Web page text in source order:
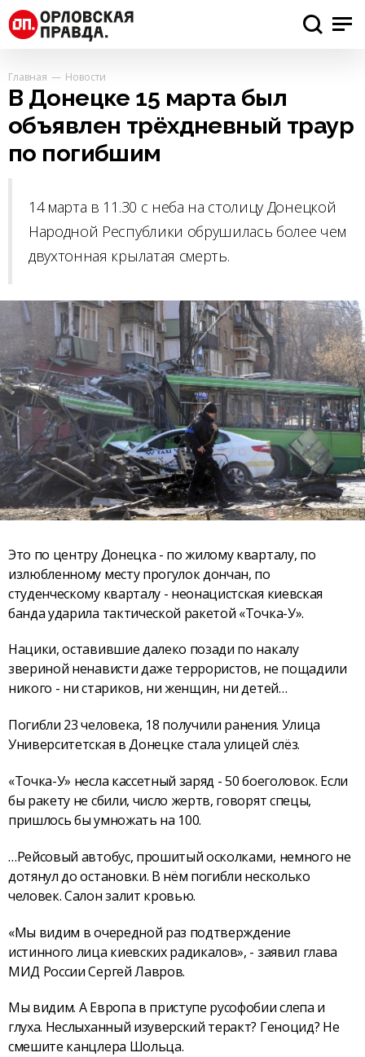
Главная Новости
В Донецке 15 марта был
объявлен трёхдневный траур
по погибшим
14 марта в 11.30 с неба на столицу Донецкой
Народной Республики обрушилась более чем
двухтонная крылатая смерть.
Это по центру Донецка - по жилому кварталу, по
излюбленному месту прогулок дончан, по
студенческому кварталу - неонацистская киевская
банда ударила тактической ракетой «Точка-У».
Нацики, оставившие далеко позади по накалу
звериной ненависти даже террористов, не пощадили
никого - ни стариков, ни женщин, ни детей…
Погибли 23 человека, 18 получили ранения. Улица
Университетская в Донецке стала улицей слёз.
«Точка-У» несла кассетный заряд - 50 боеголовок. Если
бы ракету не сбили, число жертв, говорят спецы,
пришлось бы умножать на 100.
…Рейсовый автобус, прошитый осколками, немного не
дотянул до остановки. В нём погибли несколько
человек. Салон залит кровью.
«Мы видим в очередной раз подтверждение
истинного лица киевских радикалов», - заявил глава
МИД России Сергей Лавров.
Мы видим. А Европа в приступе русофобии слепа и
глуха. Неслыханный изуверский теракт? Геноцид? Не
смешите канцлера Шольца.